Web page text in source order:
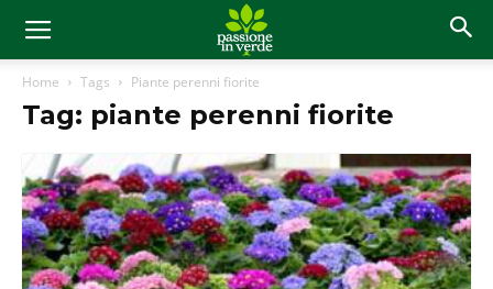
Home Tags Piante perenni fiorite
Tag: piante perenni fiorite